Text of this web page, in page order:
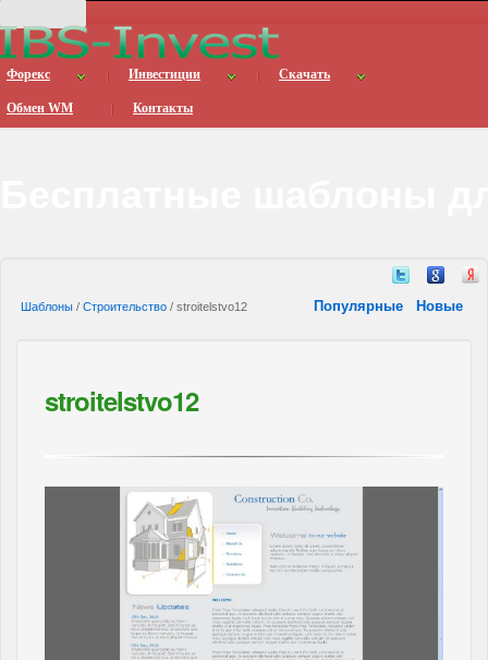
Форекс Инвестиции Скачать
Обмен WM Контакты
Шаблоны / Строительство / stroitelstvo12 Популярные Новые
stroitelstvo12